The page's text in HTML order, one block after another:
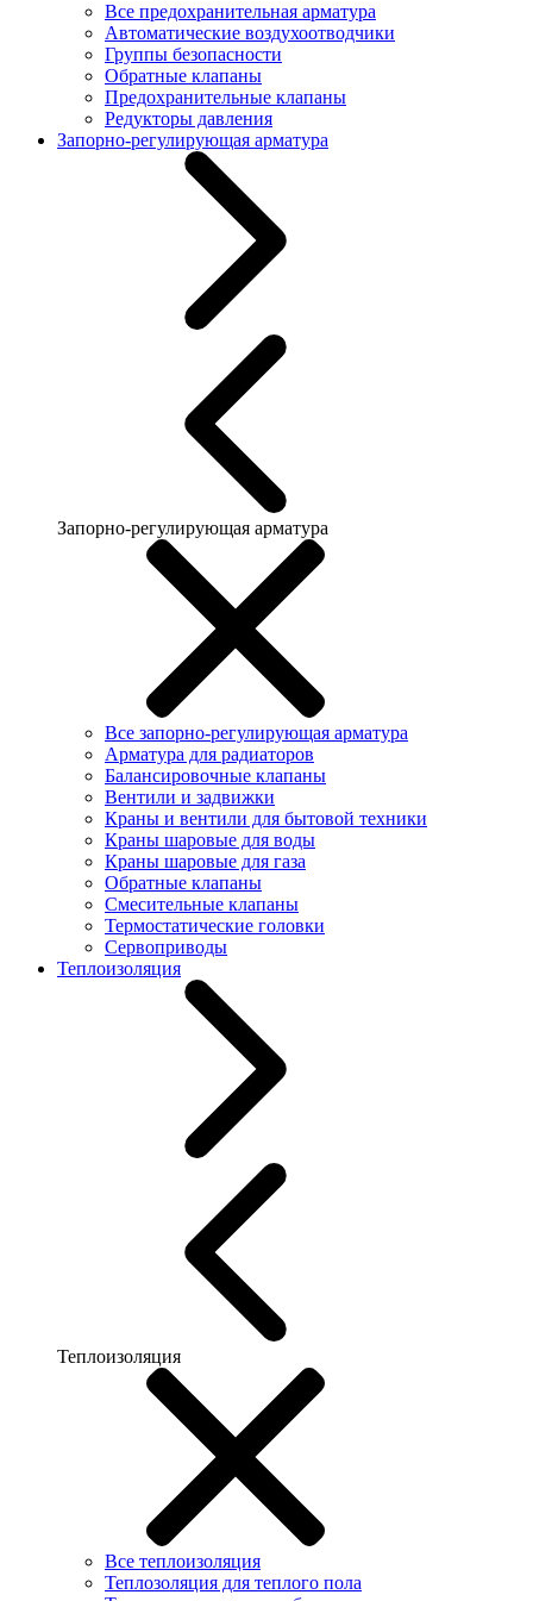
Все предохранительная арматура
Автоматические воздухоотводчики
Группы безопасности
Обратные клапаны
Предохранительные клапаны
Редукторы давления
Запорно-регулирующая арматура
Запорно-регулирующая арматура
Все запорно-регулирующая арматура
Арматура для радиаторов
Балансировочные клапаны
Вентили и задвижки
Краны и вентили для бытовой техники
Краны шаровые для воды
Краны шаровые для газа
Обратные клапаны
Смесительные клапаны
Термостатические головки
Сервоприводы
Теплоизоляция
Теплоизоляция
Все теплоизоляция
Теплозоляция для теплого пола